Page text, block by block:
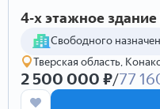
4-х этажное здание
Cвободного
Тверская область,
2 500 000 ₽/77